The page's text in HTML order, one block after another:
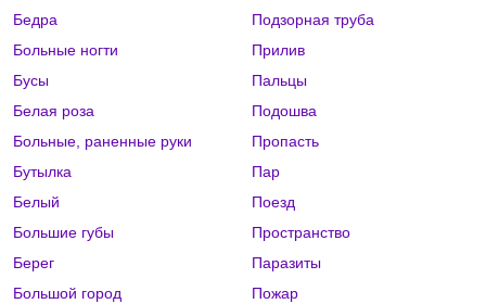
Бедра
Больные ногти
Бусы
Белая роза
Больные, раненные руки
Бутылка
Белый
Большие губы
Берег
Большой город
Подзорная труба
Прилив
Пальцы
Подошва
Пропасть
Пар
Поезд
Пространство
Паразиты
Пожар